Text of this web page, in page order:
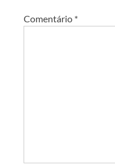
Comentário *